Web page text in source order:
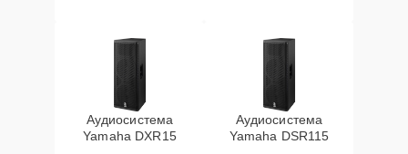
Аудиосистема
Yamaha DXR15
Аудиосистема
Yamaha DSR115